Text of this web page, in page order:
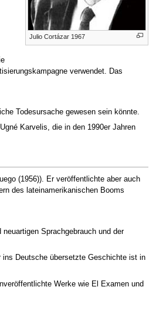
Julio Cortázar 1967
verwendet. Das
Todesursache gewesen sein könnte.
Karvelis, die in den 1990er Jahren
(1956)). Er veröffentlichte aber auch
des lateinamerikanischen Booms
Sprachgebrauch und der
Deutsche übersetzte Geschichte ist in
Werke wie El Examen und